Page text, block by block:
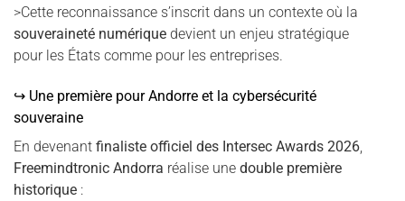
>Cette reconnaissance s’inscrit dans un contexte où la
souveraineté numérique devient un enjeu stratégique
pour les États comme pour les entreprises.
↪ Une première pour Andorre et la cybersécurité
souveraine
En devenant finaliste officiel des Intersec Awards 2026
Freemindtronic Andorra réalise une double première
historique :